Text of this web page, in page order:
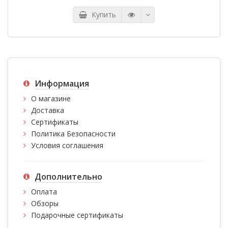
Купить
Информация
О магазине
Доставка
Сертификаты
Политика Безопасности
Условия соглашения
Дополнительно
Оплата
Обзоры
Подарочные сертификаты